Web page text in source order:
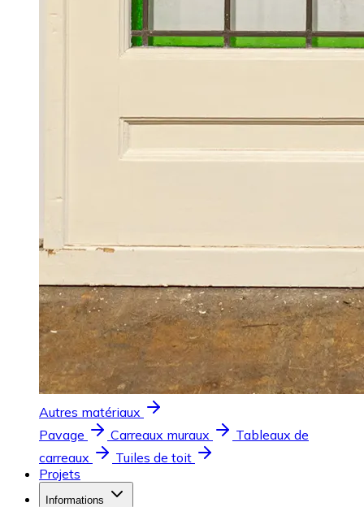
Autres matériaux
Pavage
Carreaux muraux
Tableaux de
carreaux
Tuiles de toit
Projets
Informations